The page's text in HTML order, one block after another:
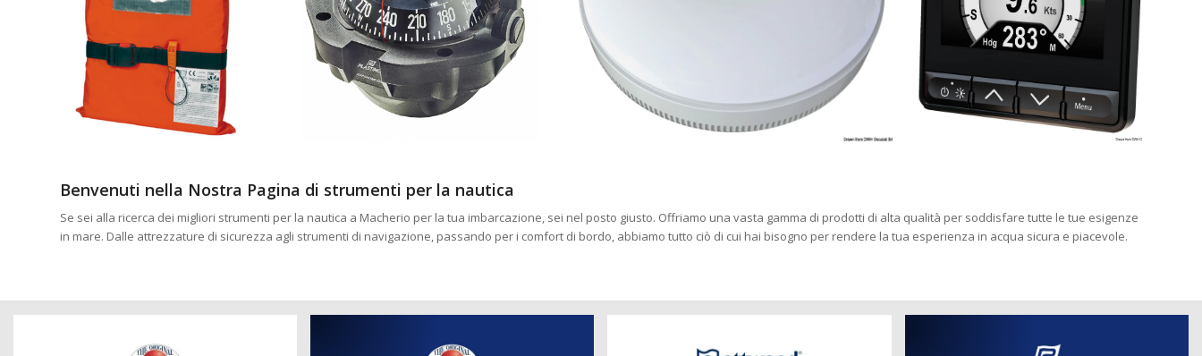
Benvenuti nella Nostra Pagina di strumenti per la nautica
Se sei alla ricerca dei migliori strumenti per la nautica a Macherio per la tua imbarcazione, sei nel posto giusto. Offriamo una vasta gamma di prodotti di alta qualità per soddisfare tutte le tue esigenze
in mare. Dalle attrezzature di sicurezza agli strumenti di navigazione, passando per i comfort di bordo, abbiamo tutto ciò di cui hai bisogno per rendere la tua esperienza in acqua sicura e piacevole.